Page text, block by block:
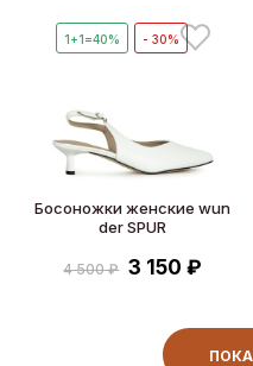
1+1=40% - 30%
Босоножки женские wun
der SPUR
4 500 ₽ 3 150 ₽